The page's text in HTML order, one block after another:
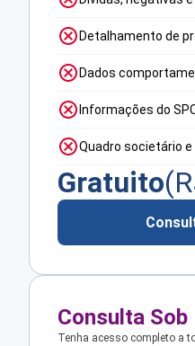
Detalhamento de
Dados
Informações do
Quadro societário
Gratuito
Consulta
Tenha acesso completo a